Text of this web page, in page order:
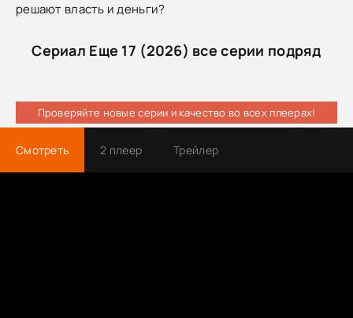
решают власть и деньги?
Сериал Еще 17 (2026) все серии подряд
Проверяйте новые серии и качество во всех плеерах!
Смотреть 2 плеер Трейлер